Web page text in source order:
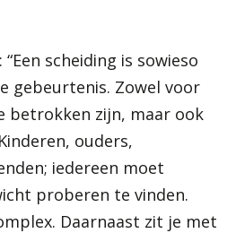
scheiding is sowieso
gebeurtenis. Zowel voor
betrokken zijn, maar ook
ouders,
iedereen moet
proberen te vinden.
Daarnaast zit je met